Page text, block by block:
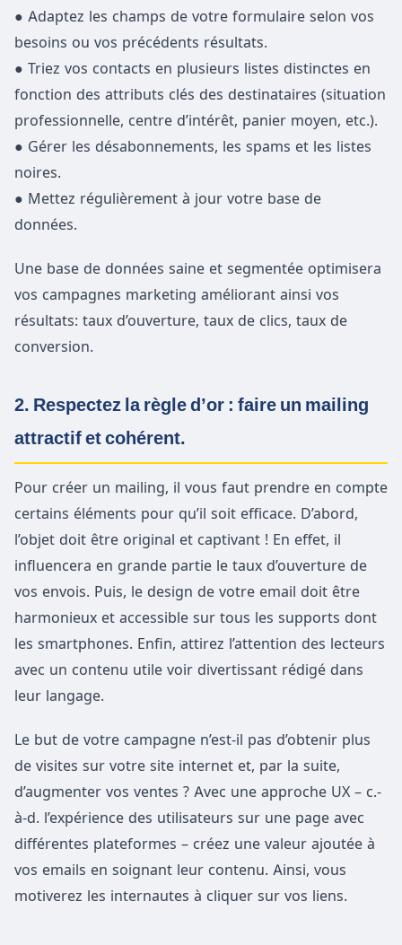
● Adaptez les champs de votre formulaire selon vos
besoins ou vos précédents résultats.
● Triez vos contacts en plusieurs listes distinctes en
fonction des attributs clés des destinataires (situation
professionnelle, centre d’intérêt, panier moyen, etc.).
● Gérer les désabonnements, les spams et les listes
noires.
● Mettez régulièrement à jour votre base de
données.
Une base de données saine et segmentée optimisera
vos campagnes marketing améliorant ainsi vos
résultats: taux d’ouverture, taux de clics, taux de
conversion.
2. Respectez la règle d’or : faire un mailing
attractif et cohérent.
Pour créer un mailing, il vous faut prendre en compte
certains éléments pour qu’il soit efficace. D’abord,
l’objet doit être original et captivant ! En effet, il
influencera en grande partie le taux d’ouverture de
vos envois. Puis, le design de votre email doit être
harmonieux et accessible sur tous les supports dont
les smartphones. Enfin, attirez l’attention des lecteurs
avec un contenu utile voir divertissant rédigé dans
leur langage.
Le but de votre campagne n’est-il pas d’obtenir plus
de visites sur votre site internet et, par la suite,
d’augmenter vos ventes ? Avec une approche UX – c.-
à-d. l’expérience des utilisateurs sur une page avec
différentes plateformes – créez une valeur ajoutée à
vos emails en soignant leur contenu. Ainsi, vous
motiverez les internautes à cliquer sur vos liens.